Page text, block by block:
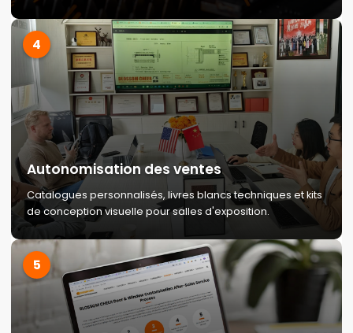
4
Autonomisation des ventes
Catalogues personnalisés, livres blancs techniques et kits
de conception visuelle pour salles d'exposition.
5